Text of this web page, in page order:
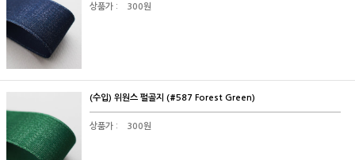
상품가 : 300원
(수입) 위원스 펄골지 (#587 Forest Green)
상품가 : 300원